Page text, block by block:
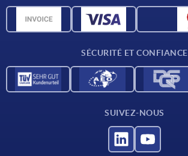
Données CAO
SÉCURITÉ ET CONFIANCE
SUIVEZ-NOUS